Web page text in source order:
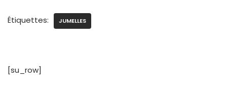
Étiquettes: JUMELLES
[su_row]